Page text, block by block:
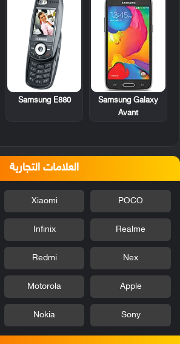
Samsung Galaxy
Avant
Samsung E880
العلامات التجارية
POCO
Xiaomi
Realme
Infinix
Nex
Redmi
Apple
Motorola
Sony
Nokia